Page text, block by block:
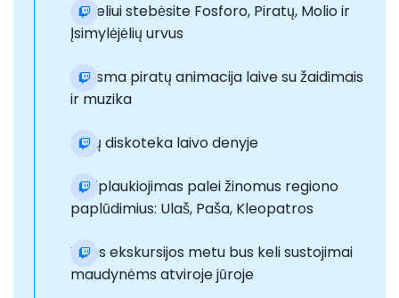
Pakeliui stebėsite Fosforo, Piratų, Molio ir
Įsimylėjėlių urvus
Linksma piratų animacija laive su žaidimais
ir muzika
Putų diskoteka laivo denyje
Pasiplaukiojimas palei žinomus regiono
paplūdimius: Ulaš, Paša, Kleopatros
Visos ekskursijos metu bus keli sustojimai
maudynėms atviroje jūroje